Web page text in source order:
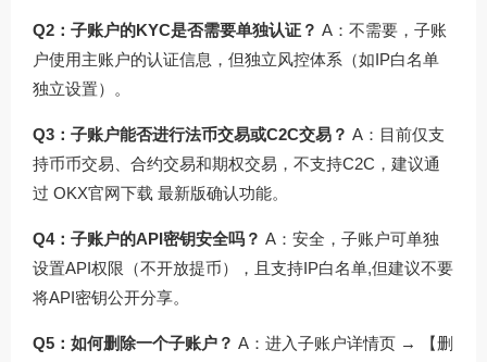
Q2：子账户的KYC是否需要单独认证？ A：不需要，子账
户使用主账户的认证信息，但独立风控体系（如IP白名单
独立设置）。
Q3：子账户能否进行法币交易或C2C交易？ A：目前仅支
持币币交易、合约交易和期权交易，不支持C2C，建议通
过 OKX官网下载 最新版确认功能。
Q4：子账户的API密钥安全吗？ A：安全，子账户可单独
设置API权限（不开放提币），且支持IP白名单,但建议不要
将API密钥公开分享。
Q5：如何删除一个子账户？ A：进入子账户详情页 → 【删